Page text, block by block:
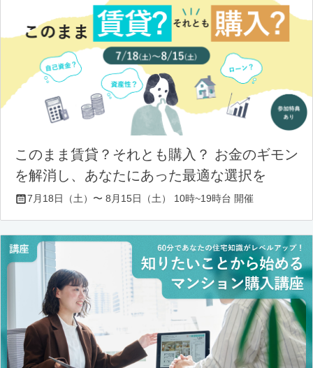
このまま賃貸？それとも購入？ お金のギモン
を解消し、あなたにあった最適な選択を
7月18日（土）〜 8月15日（土） 10時~19時台 開催